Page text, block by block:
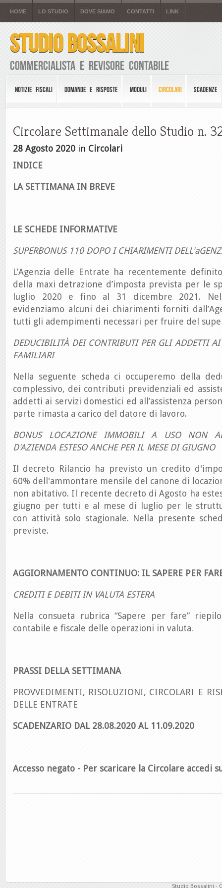
HOME LO STUDIO DOVE SIAMO CONTATTI LINK
STUDIO BOSSALINI
Commercialista e Revisore Contabile
NOTIZIE FISCALI DOMANDE E RISPOSTE MODULI CIRCOLARI SCADENZE
Circolare Settimanale dello Studio n.
28 Agosto 2020 in Circolari
INDICE
LA SETTIMANA IN BREVE
LE SCHEDE INFORMATIVE
SUPERBONUS 110 DOPO I CHIARIMENTI
L’Agenzia delle Entrate ha recentemente
della maxi detrazione d’imposta prevista per le
luglio 2020 e fino al 31 dicembre 2021.
evidenziamo alcuni dei chiarimenti forniti
tutti gli adempimenti necessari per fruire del
DEDUCIBILITÀ DEI CONTRIBUTI PER GLI ADDETTI
FAMILIARI
Nella seguente scheda ci occuperemo della
complessivo, dei contributi previdenziali ed
addetti ai servizi domestici ed all’assistenza
parte rimasta a carico del datore di lavoro.
BONUS LOCAZIONE IMMOBILI A USO NON
D'AZIENDA ESTESO ANCHE PER IL MESE DI GIUGNO
Il decreto Rilancio ha previsto un credito
60% dell'ammontare mensile del canone di
non abitativo. Il recente decreto di Agosto ha
giugno per tutti e al mese di luglio per le
con attività solo stagionale. Nella presente
previste.
AGGIORNAMENTO CONTINUO: IL SAPERE PER
CREDITI E DEBITI IN VALUTA ESTERA
Nella consueta rubrica “Sapere per fare”
contabile e fiscale delle operazioni in valuta.
PRASSI DELLA SETTIMANA
PROVVEDIMENTI, RISOLUZIONI, CIRCOLARI E
DELLE ENTRATE
SCADENZARIO DAL 28.08.2020 AL 11.09.2020
Accesso negato - Per scaricare la Circolare accedi
Studio Bossalini -